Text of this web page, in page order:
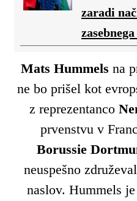
zaradi
Mats Hummels na
ne bo prišel kot
z reprezentanco
prvenstvu v
Borussie
neuspešno
naslov. Hummels